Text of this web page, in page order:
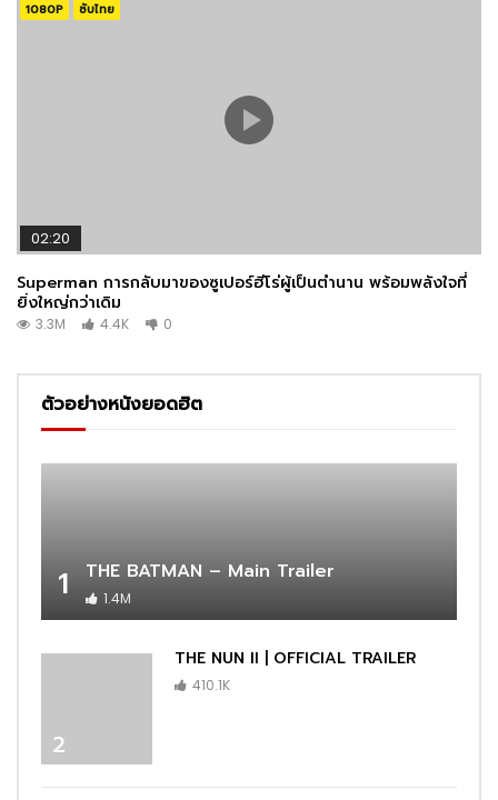
1080P ซับไทย
02:20
Superman การกลับมาของซูเปอร์ฮีโร่ผู้เป็นตำนาน พร้อมพลังใจที่
ยิ่งใหญ่กว่าเดิม
3.3M 4.4K 0
ตัวอย่างหนังยอดฮิต
1 THE BATMAN – Main Trailer
1.4M
2
THE NUN II | OFFICIAL TRAILER
410.1K